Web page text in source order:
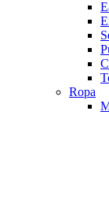
Ropa